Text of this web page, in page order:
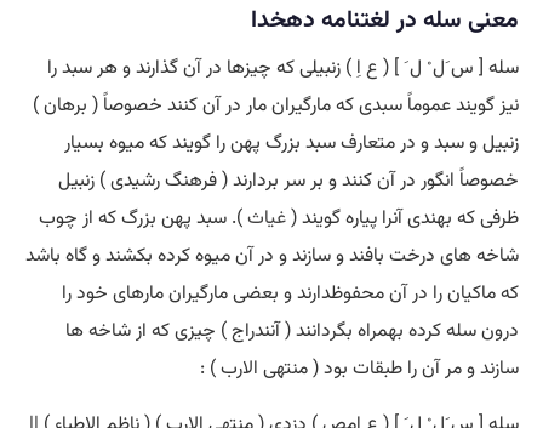
معنی سله در لغتنامه دهخدا
سله [ س َل ْ ل َ ] ( ع اِ ) زنبیلی که چیزها در آن گذارند و هر سبد را
نیز گویند عموماً سبدی که مارگیران مار در آن کنند خصوصاً ( برهان )
زنبیل و سبد و در متعارف سبد بزرگ پهن را گویند که میوه بسیار
خصوصاً انگور در آن کنند و بر سر بردارند ( فرهنگ رشیدی ) زنبیل
ظرفی که بهندی آنرا پیاره گویند (غیاث). سبد پهن بزرگ که از چوب
شاخه های درخت بافند و سازند و در آن میوه کرده بکشند و گاه باشد
که ماکیان را در آن محفوظدارند و بعضی مارگیران مارهای خود را
درون سله کرده بهمراه بگردانند ( آنندراج ) چیزی که از شاخه ها
سازند و مر آن را طبقات بود ( منتهی الارب ) :